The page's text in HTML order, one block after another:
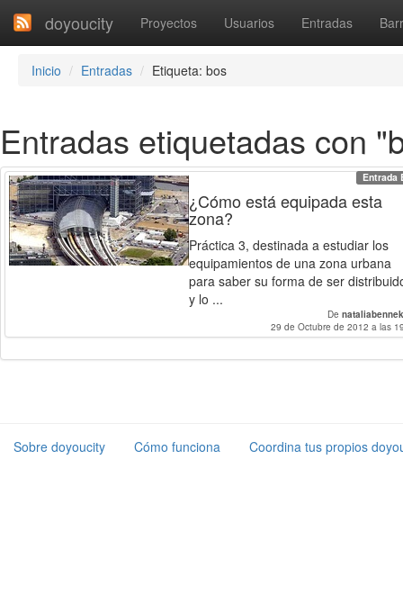
doyoucity Proyectos Usuarios Entradas
Inicio Entradas Etiqueta: bos
Entradas etiquetadas con
Entrada
¿Cómo está equipada esta
zona?
Práctica 3, destinada a estudiar los
equipamientos de una zona urbana
para saber su forma de ser
y lo ...
De
29 de Octubre de 2012 a las
Sobre doyoucity Cómo funciona Coordina tus propios